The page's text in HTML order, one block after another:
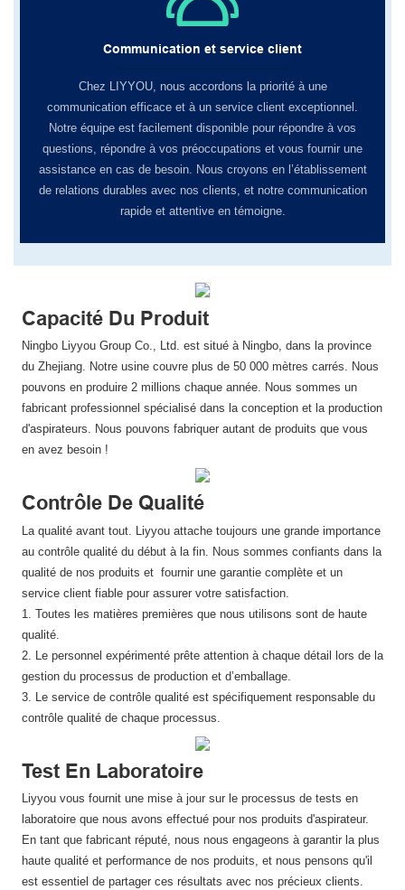
Communication et service client
Chez LIYYOU, ​​nous accordons la priorité à une
communication efficace et à un service client exceptionnel.
Notre équipe est facilement disponible pour répondre à vos
questions, répondre à vos préoccupations et vous fournir une
assistance en cas de besoin. Nous croyons en l’établissement
de relations durables avec nos clients, et notre communication
rapide et attentive en témoigne.
Capacité Du Produit
Ningbo Liyyou Group Co., Ltd. est situé à Ningbo, dans la province
du Zhejiang. Notre usine couvre plus de 50 000 mètres carrés. Nous
pouvons en produire 2 millions chaque année. Nous sommes un
fabricant professionnel spécialisé dans la conception et la production
d'aspirateurs. Nous pouvons fabriquer autant de produits que vous
en avez besoin !
Contrôle De Qualité
La qualité avant tout. Liyyou attache toujours une grande importance
au contrôle qualité du début à la fin. Nous sommes confiants dans la
qualité de nos produits et fournir une garantie complète et un
service client fiable pour assurer votre satisfaction.
1. Toutes les matières premières que nous utilisons sont de haute
qualité.
2. Le personnel expérimenté prête attention à chaque détail lors de la
gestion du processus de production et d’emballage.
3. Le service de contrôle qualité est spécifiquement responsable du
contrôle qualité de chaque processus.
Test En Laboratoire
Liyyou vous fournit une mise à jour sur le processus de tests en
laboratoire que nous avons effectué pour nos produits d'aspirateur.
En tant que fabricant réputé, nous nous engageons à garantir la plus
haute qualité et performance de nos produits, et nous pensons qu'il
est essentiel de partager ces résultats avec nos précieux clients.